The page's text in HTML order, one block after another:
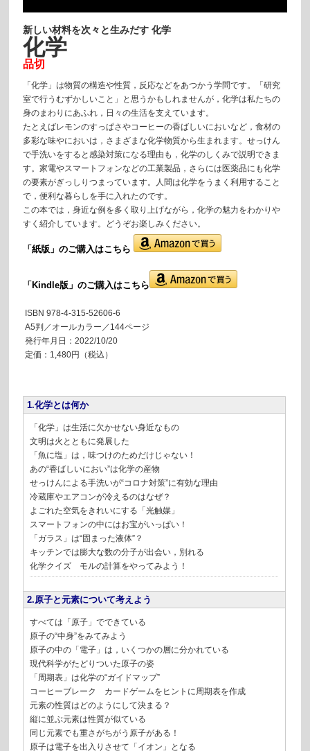
新しい材料を次々と生みだす 化学
化学
品切
「化学」は物質の構造や性質，反応などをあつかう学問です。「研究
室で行うむずかしいこと」と思うかもしれませんが，化学は私たちの
身のまわりにあふれ，日々の生活を支えています。
たとえばレモンのすっぱさやコーヒーの香ばしいにおいなど，食材の
多彩な味やにおいは，さまざまな化学物質から生まれます。せっけん
で手洗いをすると感染対策になる理由も，化学のしくみで説明できま
す。家電やスマートフォンなどの工業製品，さらには医薬品にも化学
の要素がぎっしりつまっています。人間は化学をうまく利用すること
で，便利な暮らしを手に入れたのです。
この本では，身近な例を多く取り上げながら，化学の魅力をわかりや
すく紹介しています。どうぞお楽しみください。
「紙版」のご購入はこちら
「Kindle版」のご購入はこちら
ISBN 978-4-315-52606-6
A5判／オールカラー／144ページ
発行年月日：2022/10/20
定価：1,480円（税込）
1.化学とは何か
「化学」は生活に欠かせない身近なもの
文明は火とともに発展した
「魚に塩」は，味つけのためだけじゃない！
あの“香ばしいにおい”は化学の産物
せっけんによる手洗いが“コロナ対策”に有効な理由
冷蔵庫やエアコンが冷えるのはなぜ？
よごれた空気をきれいにする「光触媒」
スマートフォンの中にはお宝がいっぱい！
「ガラス」は“固まった液体”？
キッチンでは膨大な数の分子が出会い，別れる
化学クイズ モルの計算をやってみよう！
2.原子と元素について考えよう
すべては「原子」でできている
原子の“中身”をみてみよう
原子の中の「電子」は，いくつかの層に分かれている
現代科学がたどりついた原子の姿
「周期表」は化学の“ガイドマップ”
コーヒーブレーク カードゲームをヒントに周期表を作成
元素の性質はどのようにして決まる？
縦に並ぶ元素は性質が似ている
同じ元素でも重さがちがう原子がある！
原子は電子を出入りさせて「イオン」となる